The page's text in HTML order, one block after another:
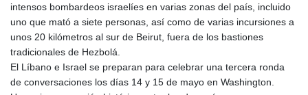
intensos bombardeos israelíes en varias zonas del país, incluido
uno que mató a siete personas, así como de varias incursiones a
unos 20 kilómetros al sur de Beirut, fuera de los bastiones
tradicionales de Hezbolá.
El Líbano e Israel se preparan para celebrar una tercera ronda
de conversaciones los días 14 y 15 de mayo en Washington.